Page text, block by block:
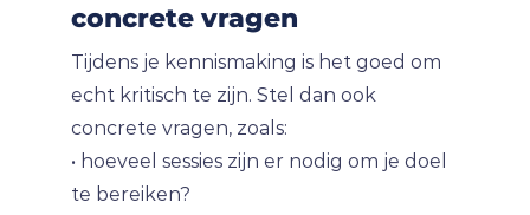
concrete vragen
Tijdens je kennismaking is het goed om
echt kritisch te zijn. Stel dan ook
concrete vragen, zoals:
• hoeveel sessies zijn er nodig om je doel
te bereiken?